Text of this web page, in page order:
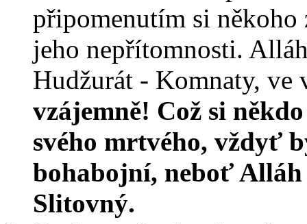
připomenutím si někoho
jeho nepřítomnosti.
Hudžurát - Komnaty, ve
vzájemně! Což si
svého mrtvého, vždyť
bohabojní, neboť
Slitovný.